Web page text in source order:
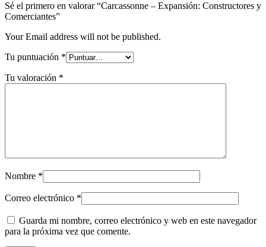
Sé el primero en valorar “Carcassonne – Expansión: Constructores y
Comerciantes”
Your Email address will not be published.
Tu puntuación *
Tu valoración *
Nombre *
Correo electrónico *
Guarda mi nombre, correo electrónico y web en este navegador
para la próxima vez que comente.